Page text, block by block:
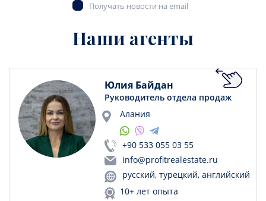
Получать новости на email
Наши агенты
Юлия Байдан
Руководитель отдела продаж
Алания
+90 533 055 03 55
info@profitrealestate.ru
русский, турецкий, английский
10+ лет опыта